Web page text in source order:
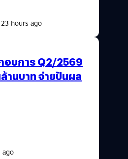
hours ago
อบการ Q2/2569
านบาท จ่ายปันผล